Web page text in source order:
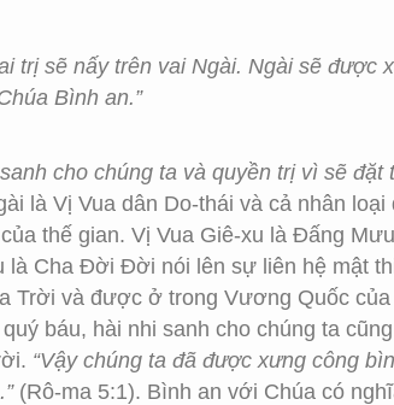
trị sẽ nấy trên vai Ngài. Ngài sẽ được
Bình an.”
cho chúng ta và quyền trị vì sẽ đặt
là Vị Vua dân Do-thái và cả nhân loại
thế gian. Vị Vua Giê-xu là Đấng
Cha Đời Đời nói lên sự liên hệ mật
Trời và được ở trong Vương Quốc của
báu, hài nhi sanh cho chúng ta
“Vậy chúng ta đã được xưng công
(Rô-ma 5:1). Bình an với Chúa có